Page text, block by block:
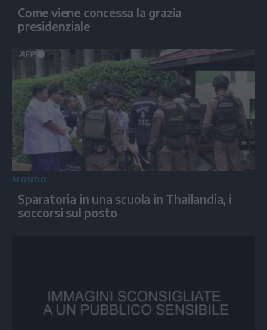
Come viene concessa la grazia
presidenziale
MONDO
Sparatoria in una scuola in Thailandia, i
soccorsi sul posto